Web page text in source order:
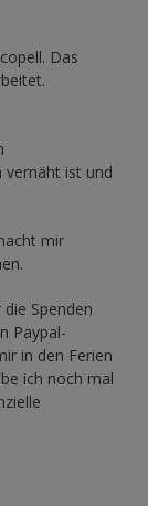
Das
vernäht ist und
mir
Spenden
Paypal-
in den Ferien
ich noch mal